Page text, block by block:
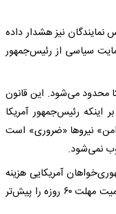
نیز هشدار داده
سیاسی از رئیس‌جمهور
آمریکا محدود می‌شود. این قانون
مشروط بر اینکه رئیس‌جمهور آمریکا
نیروها «ضروری» است
نمی‌شود.
آمریکایی هزینه
سیاسی داشته باشد؛ چرا که بسیاری از آن‌ها اهمیت مهلت ۶۰ روزه را پیش‌تر